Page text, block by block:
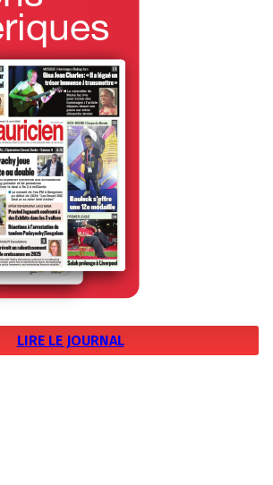
LIRE LE JOURNAL